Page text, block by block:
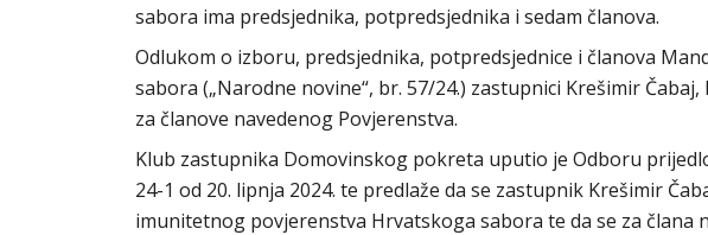
sabora ima predsjednika, potpredsjednika i sedam članova.
Odlukom o izboru, predsjednika, potpredsjednice i članova
sabora („Narodne novine“, br. 57/24.) zastupnici Krešimir
za članove navedenog Povjerenstva.
Klub zastupnika Domovinskog pokreta uputio je Odboru
24-1 od 20. lipnja 2024. te predlaže da se zastupnik Krešimir
imunitetnog povjerenstva Hrvatskoga sabora te da se za člana